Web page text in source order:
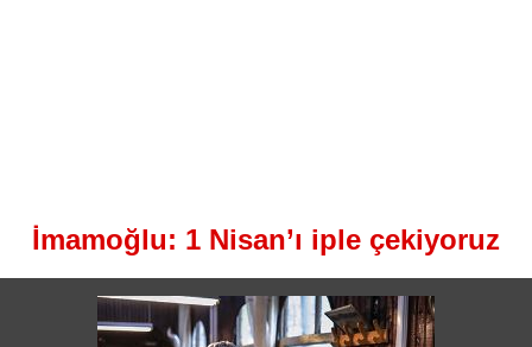
İmamoğlu: 1 Nisan’ı iple çekiyoruz